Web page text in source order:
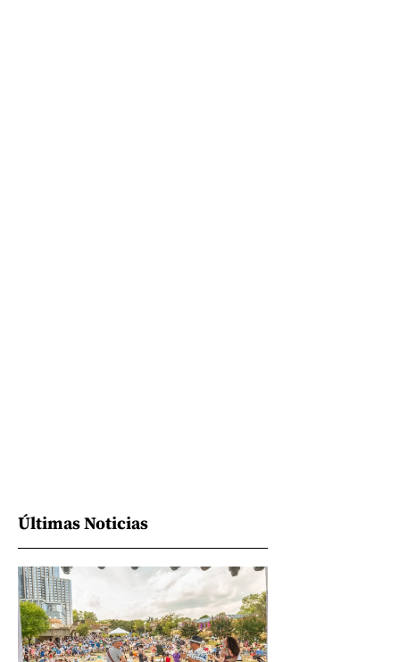
Últimas Noticias